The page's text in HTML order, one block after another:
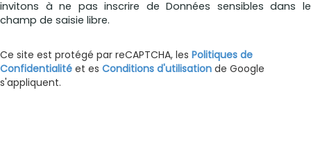
invitons à ne pas inscrire de Données sensibles dans le
champ de saisie libre.
Ce site est protégé par reCAPTCHA, les Politiques de
Confidentialité et es Conditions d'utilisation de Google
s'appliquent.